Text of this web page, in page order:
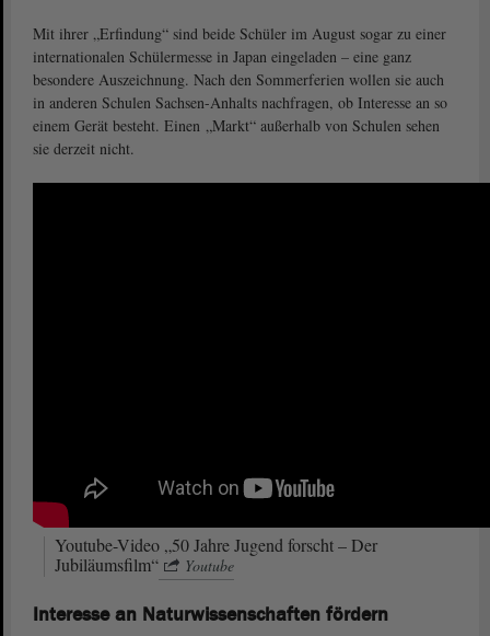
Mit ihrer „Erfindung“ sind beide Schüler im August sogar zu einer
internationalen Schülermesse in Japan eingeladen – eine ganz
besondere Auszeichnung. Nach den Sommerferien wollen sie auch
in anderen Schulen Sachsen-Anhalts nachfragen, ob Interesse an so
einem Gerät besteht. Einen „Markt“ außerhalb von Schulen sehen
sie derzeit nicht.
Youtube-Video „50 Jahre Jugend forscht – Der
Jubiläumsfilm“
Youtube
Interesse an Naturwissenschaften fördern